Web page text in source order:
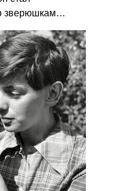
зверюшкам…